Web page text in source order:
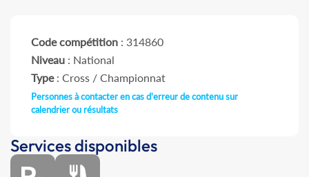
Code compétition : 314860
Niveau : National
Type: Cross / Championnat
Personnes à contacter en cas d'erreur de contenu sur
calendrier ou résultats
Services disponibles